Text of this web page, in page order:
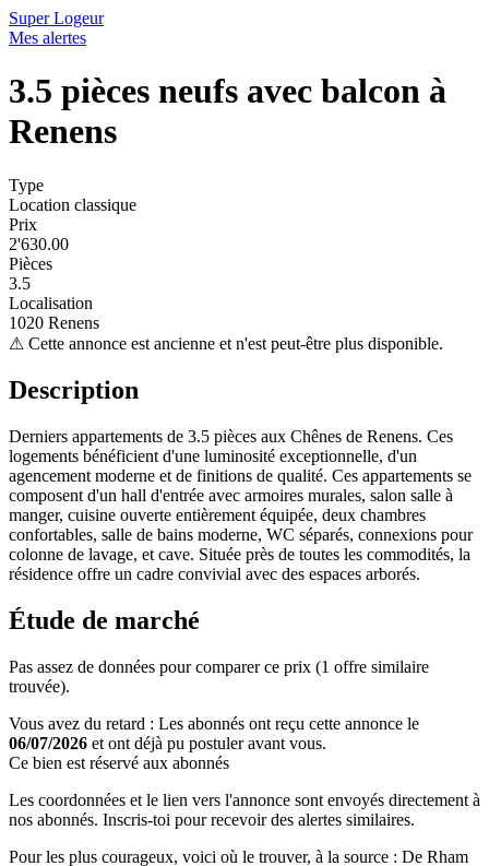
Super Logeur
Mes alertes
3.5 pièces neufs avec balcon à
Renens
Type
Location classique
Prix
2'630.00
Pièces
3.5
Localisation
1020 Renens
⚠ Cette annonce est ancienne et n'est peut-être plus disponible.
Description
Derniers appartements de 3.5 pièces aux Chênes de Renens. Ces
logements bénéficient d'une luminosité exceptionnelle, d'un
agencement moderne et de finitions de qualité. Ces appartements se
composent d'un hall d'entrée avec armoires murales, salon salle à
manger, cuisine ouverte entièrement équipée, deux chambres
confortables, salle de bains moderne, WC séparés, connexions pour
colonne de lavage, et cave. Située près de toutes les commodités, la
résidence offre un cadre convivial avec des espaces arborés.
Étude de marché
Pas assez de données pour comparer ce prix (1 offre similaire
trouvée).
Vous avez du retard : Les abonnés ont reçu cette annonce le
06/07/2026 et ont déjà pu postuler avant vous.
Ce bien est réservé aux abonnés
Les coordonnées et le lien vers l'annonce sont envoyés directement à
nos abonnés. Inscris-toi pour recevoir des alertes similaires.
Pour les plus courageux, voici où le trouver, à la source : De Rham